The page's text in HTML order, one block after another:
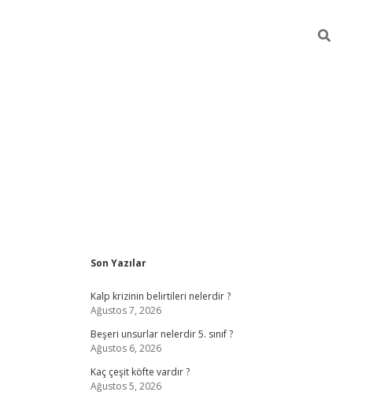
Sidebar
Son Yazılar
Kalp krizinin belirtileri nelerdir ?
Ağustos 7, 2026
Beşeri unsurlar nelerdir 5. sınıf ?
Ağustos 6, 2026
Kaç çeşit köfte vardır ?
Ağustos 5, 2026